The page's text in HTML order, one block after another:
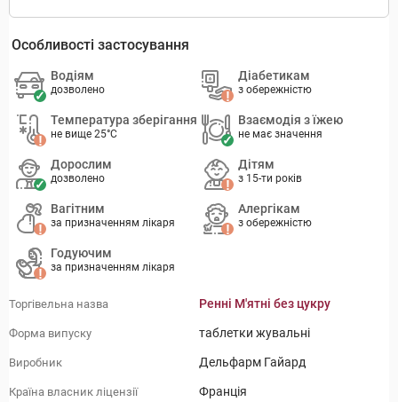
Особливості застосування
Водіям
дозволено
Діабетикам
з обережністю
Температура зберігання
не вище 25°C
Взаємодія з їжею
не має значення
Дорослим
дозволено
Дітям
з 15-ти років
Вагітним
за призначенням лікаря
Алергікам
з обережністю
Годуючим
за призначенням лікаря
Торгівельна назва Ренні М'ятні без цукру
Форма випуску таблетки жувальні
Виробник Дельфарм Гайард
Країна власник ліцензії Франція